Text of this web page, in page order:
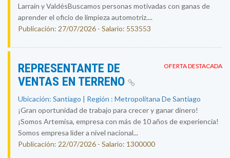
Larraín y ValdésBuscamos personas motivadas con ganas de
aprender el oficio de limpieza automotriz....
Publicación: 27/07/2026 - Salario: 553553
OFERTA DESTACADA
REPRESENTANTE DE
VENTAS EN TERRENO
Ubicación: Santiago | Región : Metropolitana De Santiago
¡Gran oportunidad de trabajo para crecer y ganar dinero!
¡Somos Artemisa, empresa con más de 10 años de experiencia!
Somos empresa líder a nivel nacional...
Publicación: 22/07/2026 - Salario: 1300000